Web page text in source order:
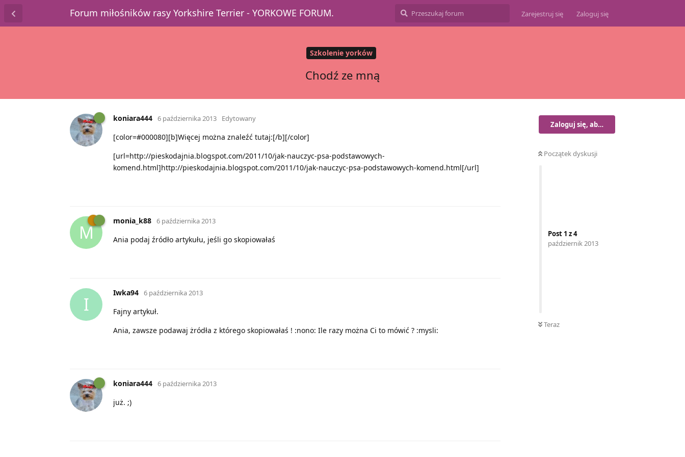
Forum miłośników rasy Yorkshire Terrier - YORKOWE FORUM. Zarejestruj się Zaloguj się
Szkolenie yorków
Chodź ze mną
Zaloguj się, aby odpisać
Początek dyskusji
Post 1 z4
październik 2013
Teraz
koniara444 6 października 2013 Edytowany
[color=#000080][b]Więcej można znaleźć tutaj:[/b][/color]
[url=http://pieskodajnia.blogspot.com/2011/10/jak-nauczyc-psa-podstawowych-
komend.html]http://pieskodajnia.blogspot.com/2011/10/jak-nauczyc-psa-podstawowych-komend.html[/url]
M
monia_k88 6 października 2013
Ania podaj źródło artykułu, jeśli go skopiowałaś
I
Iwka94 6 października 2013
Fajny artykuł.
Ania, zawsze podawaj żródła z którego skopiowałaś ! :nono: Ile razy można Ci to mówić ? :mysli:
koniara444 6 października 2013
już. ;)